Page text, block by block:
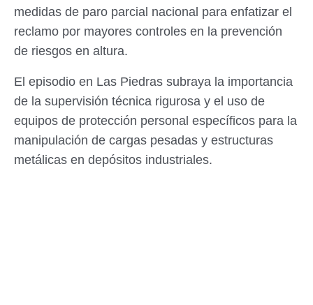
medidas de paro parcial nacional para enfatizar el
reclamo por mayores controles en la prevención
de riesgos en altura.
El episodio en Las Piedras subraya la importancia
de la supervisión técnica rigurosa y el uso de
equipos de protección personal específicos para la
manipulación de cargas pesadas y estructuras
metálicas en depósitos industriales.